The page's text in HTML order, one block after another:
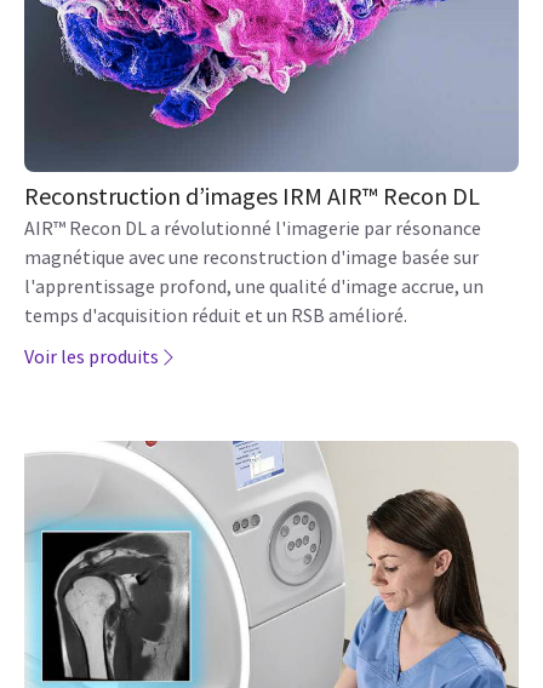
Reconstruction d’images IRM AIR™ Recon DL
AIR™ Recon DL a révolutionné l'imagerie par résonance
magnétique avec une reconstruction d'image basée sur
l'apprentissage profond, une qualité d'image accrue, un
temps d'acquisition réduit et un RSB amélioré.
Voir les produits